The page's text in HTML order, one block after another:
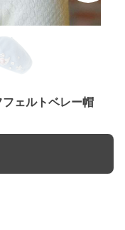
ェルトベレー帽